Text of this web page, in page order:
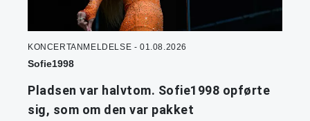
KONCERTANMELDELSE - 01.08.2026
Sofie1998
Pladsen var halvtom. Sofie1998 opførte
sig, som om den var pakket